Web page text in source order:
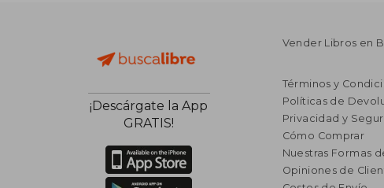
¡Descárgate la App
GRATIS!
Vender Libros en
Términos y
Políticas de
Privacidad y
Cómo Comprar
Nuestras Formas
Opiniones de